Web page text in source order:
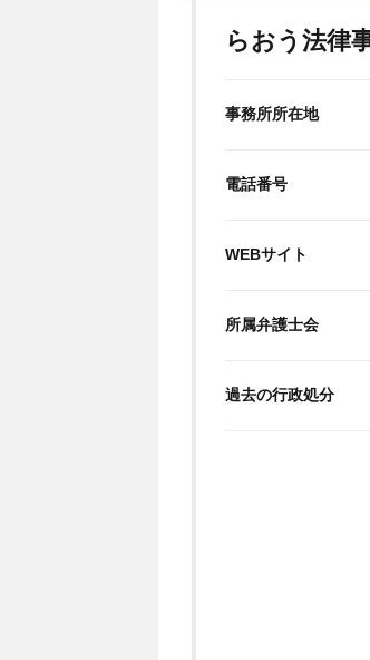
らおう法律
事務所所在地
電話番号
WEBサイト
所属弁護士会
過去の行政処分